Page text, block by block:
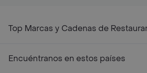
Top Marcas y Cadenas de
Encuéntranos en estos países